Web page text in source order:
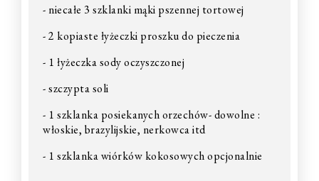
- niecałe 3 szklanki mąki pszennej tortowej
- 2 kopiaste łyżeczki proszku do pieczenia
- 1 łyżeczka sody oczyszczonej
- szczypta soli
- 1 szklanka posiekanych orzechów- dowolne :
włoskie, brazylijskie, nerkowca itd
- 1 szklanka wiórków kokosowych opcjonalnie